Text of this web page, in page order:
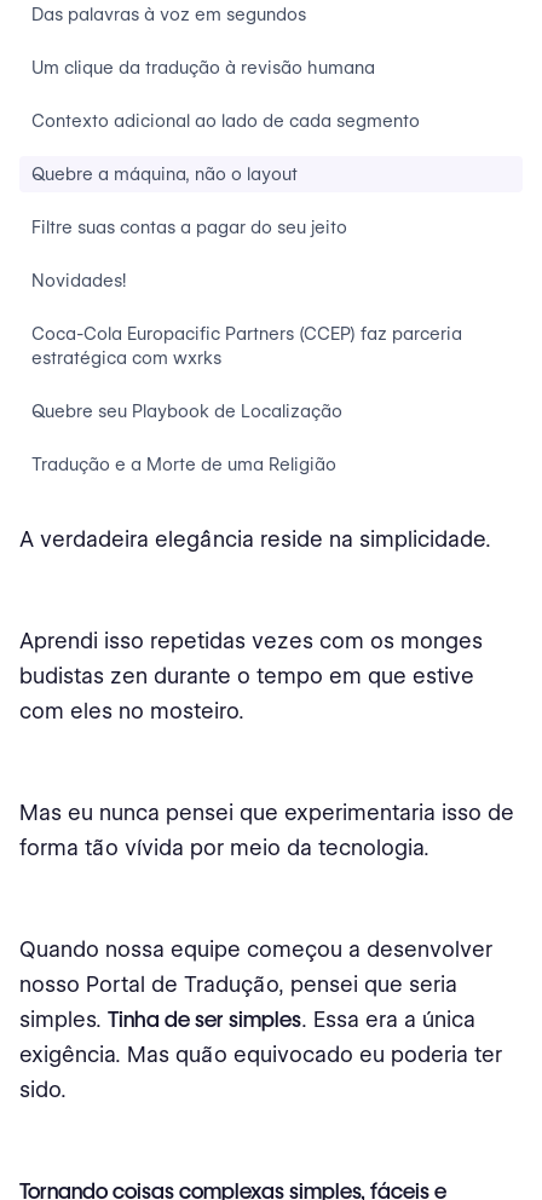
Das palavras à voz em segundos
Um clique da tradução à revisão humana
Contexto adicional ao lado de cada segmento
Quebre a máquina, não o layout
Filtre suas contas a pagar do seu jeito
Novidades!
Coca-Cola Europacific Partners (CCEP) faz parceria
estratégica com wxrks
Quebre seu Playbook de Localização
Tradução e a Morte de uma Religião
A verdadeira elegância reside na simplicidade.
Aprendi isso repetidas vezes com os monges
budistas zen durante o tempo em que estive
com eles no mosteiro.
Mas eu nunca pensei que experimentaria isso de
forma tão vívida por meio da tecnologia.
Quando nossa equipe começou a desenvolver
nosso Portal de Tradução, pensei que seria
simples. Tinha de ser simples. Essa era a única
exigência. Mas quão equivocado eu poderia ter
sido.
Tornando coisas complexas simples, fáceis e